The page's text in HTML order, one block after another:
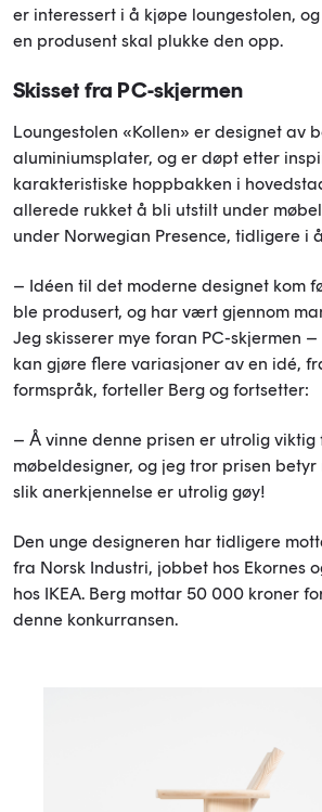
er interessert i å kjøpe loungestolen,
en produsent skal plukke den opp.
Skisset fra PC-skjermen
Loungestolen «Kollen» er designet av
aluminiumsplater, og er døpt etter
karakteristiske hoppbakken i
allerede rukket å bli utstilt under
under Norwegian Presence, tidligere i
– Idéen til det moderne designet kom
ble produsert, og har vært gjennom
Jeg skisserer mye foran PC-skjermen
kan gjøre flere variasjoner av en idé,
formspråk, forteller Berg og fortsetter:
– Å vinne denne prisen er utrolig viktig
møbeldesigner, og jeg tror prisen betyr
slik anerkjennelse er utrolig gøy!
Den unge designeren har tidligere
fra Norsk Industri, jobbet hos Ekornes
hos IKEA. Berg mottar 50 000 kroner
denne konkurransen.